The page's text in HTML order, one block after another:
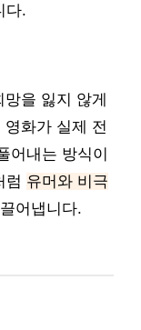
다.
을 잃지 않게
영화가 실제 전
어내는 방식이
럼 유머와 비극
어냅니다.